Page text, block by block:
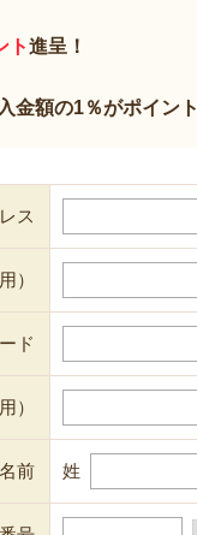
ト進呈！
金額の1％がポイン
ス
）
ド
）
前 姓